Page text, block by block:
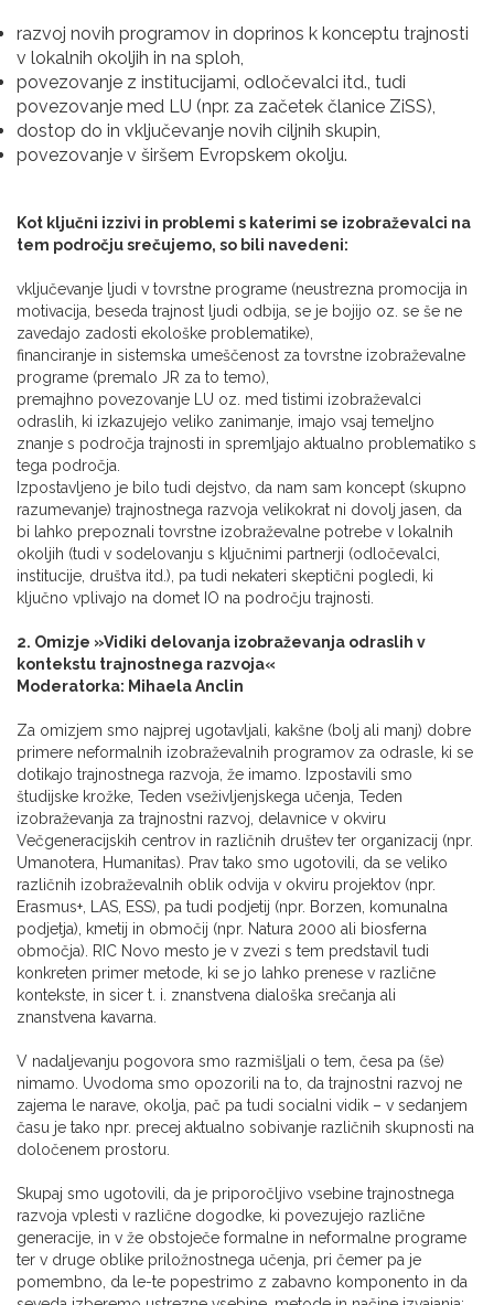
razvoj novih programov in doprinos k konceptu trajnosti
v lokalnih okoljih in na sploh,
povezovanje z institucijami, odločevalci itd., tudi
povezovanje med LU (npr. za začetek članice ZiSS),
dostop do in vključevanje novih ciljnih skupin,
povezovanje v širšem Evropskem okolju.
Kot ključni izzivi in problemi s katerimi se izobraževalci na
tem področju srečujemo, so bili navedeni:
vključevanje ljudi v tovrstne programe (neustrezna promocija in
motivacija, beseda trajnost ljudi odbija, se je bojijo oz. se še ne
zavedajo zadosti ekološke problematike),
financiranje in sistemska umeščenost za tovrstne izobraževalne
programe (premalo JR za to temo),
premajhno povezovanje LU oz. med tistimi izobraževalci
odraslih, ki izkazujejo veliko zanimanje, imajo vsaj temeljno
znanje s področja trajnosti in spremljajo aktualno problematiko s
tega področja.
Izpostavljeno je bilo tudi dejstvo, da nam sam koncept (skupno
razumevanje) trajnostnega razvoja velikokrat ni dovolj jasen, da
bi lahko prepoznali tovrstne izobraževalne potrebe v lokalnih
okoljih (tudi v sodelovanju s ključnimi partnerji (odločevalci,
institucije, društva itd.), pa tudi nekateri skeptični pogledi, ki
ključno vplivajo na domet IO na področju trajnosti.
2. Omizje »Vidiki delovanja izobraževanja odraslih v
kontekstu trajnostnega razvoja«
Moderatorka: Mihaela Anclin
Za omizjem smo najprej ugotavljali, kakšne (bolj ali manj) dobre
primere neformalnih izobraževalnih programov za odrasle, ki se
dotikajo trajnostnega razvoja, že imamo. Izpostavili smo
študijske krožke, Teden vseživljenjskega učenja, Teden
izobraževanja za trajnostni razvoj, delavnice v okviru
Večgeneracijskih centrov in različnih društev ter organizacij (npr.
Umanotera, Humanitas). Prav tako smo ugotovili, da se veliko
različnih izobraževalnih oblik odvija v okviru projektov (npr.
Erasmus+, LAS, ESS), pa tudi podjetij (npr. Borzen, komunalna
podjetja), kmetij in območij (npr. Natura 2000 ali biosferna
območja). RIC Novo mesto je v zvezi s tem predstavil tudi
konkreten primer metode, ki se jo lahko prenese v različne
kontekste, in sicer t. i. znanstvena dialoška srečanja ali
znanstvena kavarna.
V nadaljevanju pogovora smo razmišljali o tem, česa pa (še)
nimamo. Uvodoma smo opozorili na to, da trajnostni razvoj ne
zajema le narave, okolja, pač pa tudi socialni vidik – v sedanjem
času je tako npr. precej aktualno sobivanje različnih skupnosti na
določenem prostoru.
Skupaj smo ugotovili, da je priporočljivo vsebine trajnostnega
razvoja vplesti v različne dogodke, ki povezujejo različne
generacije, in v že obstoječe formalne in neformalne programe
ter v druge oblike priložnostnega učenja, pri čemer pa je
pomembno, da le-te popestrimo z zabavno komponento in da